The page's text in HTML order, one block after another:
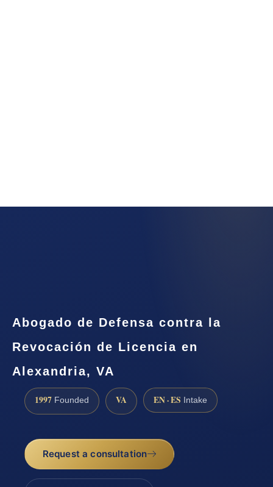
Abogado de Defensa contra la
Revocación de Licencia en
Alexandria, VA
1997 Founded VA EN · ES Intake
Request a consultation